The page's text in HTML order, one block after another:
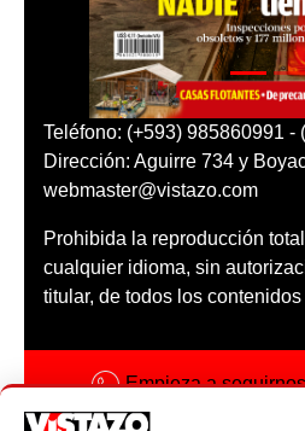
Teléfono: (+593) 985860991 -
Dirección: Aguirre 734 y
webmaster@vistazo.com
Prohibida la reproducción
cualquier idioma, sin
titular, de todos los
Empieza a